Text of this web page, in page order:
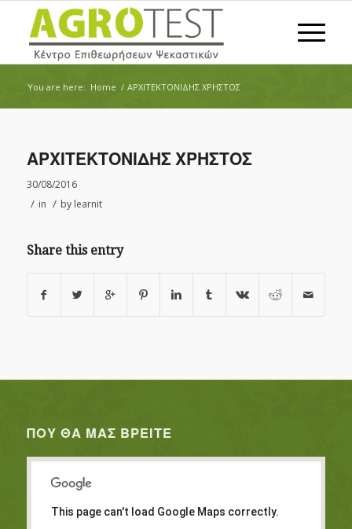
You are here: Home / ΑΡΧΙΤΕΚΤΟΝΙΔΗΣ ΧΡΗΣΤΟΣ
ΑΡΧΙΤΕΚΤΟΝΙΔΗΣ ΧΡΗΣΤΟΣ
30/08/2016
/ in / by learnit
Share this entry
ΠΟΥ ΘΑ ΜΑΣ ΒΡΕΊΤΕ
This page can't load Google Maps correctly.